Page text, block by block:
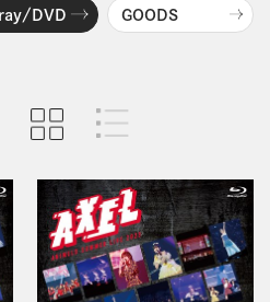
DVD GOODS